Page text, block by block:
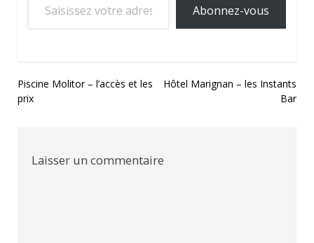
Abonnez-vous
Navigation
de
Piscine Molitor – l’accès et les
prix
Hôtel Marignan – les Instants
Bar
Laisser un commentaire